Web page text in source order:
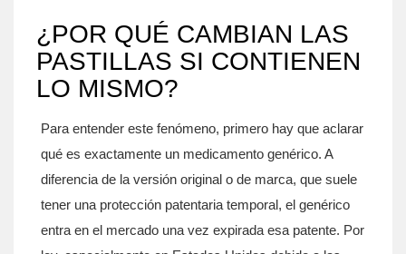
¿POR QUÉ CAMBIAN LAS
PASTILLAS SI CONTIENEN
LO MISMO?
Para entender este fenómeno, primero hay que aclarar
qué es exactamente un medicamento genérico. A
diferencia de la versión original o de marca, que suele
tener una protección patentaria temporal, el genérico
entra en el mercado una vez expirada esa patente. Por